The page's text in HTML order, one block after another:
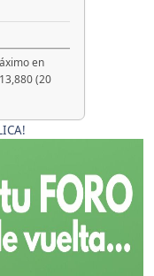
en
(20